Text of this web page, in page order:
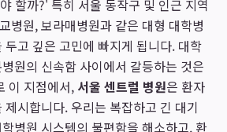
할까?' 특히 서울 동작구 및 인근 지역
병원, 보라매병원과 같은 대형 대학병
두고 깊은 고민에 빠지게 됩니다. 대학
원의 신속함 사이에서 갈등하는 것은
이 지점에서, 서울 센트럴 병원은 환자
시합니다. 우리는 복잡하고 긴 대기
병원 시스템의 불편함을 해소하고, 환